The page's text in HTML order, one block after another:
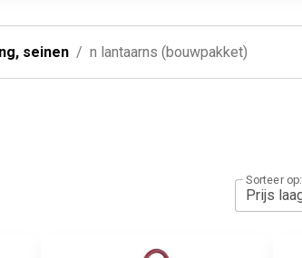
seinen n lantaarns (bouwpakket)
Sorteer op: